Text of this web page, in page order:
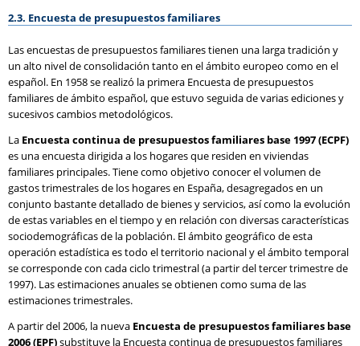
2.3. Encuesta de presupuestos familiares
Las encuestas de presupuestos familiares tienen una larga tradición y
un alto nivel de consolidación tanto en el ámbito europeo como en el
español. En 1958 se realizó la primera Encuesta de presupuestos
familiares de ámbito español, que estuvo seguida de varias ediciones y
sucesivos cambios metodológicos.
La Encuesta continua de presupuestos familiares base 1997 (ECPF)
es una encuesta dirigida a los hogares que residen en viviendas
familiares principales. Tiene como objetivo conocer el volumen de
gastos trimestrales de los hogares en España, desagregados en un
conjunto bastante detallado de bienes y servicios, así como la evolución
de estas variables en el tiempo y en relación con diversas características
sociodemográficas de la población. El ámbito geográfico de esta
operación estadística es todo el territorio nacional y el ámbito temporal
se corresponde con cada ciclo trimestral (a partir del tercer trimestre de
1997). Las estimaciones anuales se obtienen como suma de las
estimaciones trimestrales.
A partir del 2006, la nueva Encuesta de presupuestos familiares base
2006 (EPF)substituye la Encuesta continua de presupuestos familiares